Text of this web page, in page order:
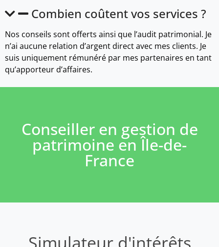
Combien coûtent vos services ?
Nos conseils sont offerts ainsi que l’audit patrimonial. Je
n’ai aucune relation d’argent direct avec mes clients. Je
suis uniquement rémunéré par mes partenaires en tant
qu’apporteur d’affaires.
Conseiller en gestion de
patrimoine en Île-de-
France